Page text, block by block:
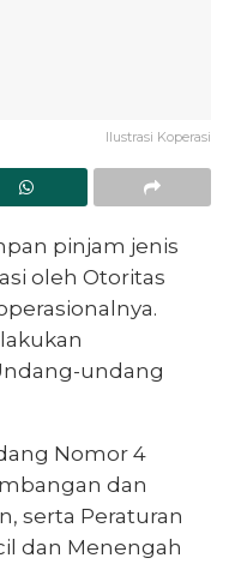
Ilustrasi Koperasi
pinjam jenis
oleh Otoritas
undang
Nomor 4
dan
serta Peraturan
dan Menengah